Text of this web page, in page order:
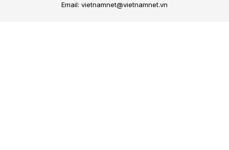
Email: vietnamnet@vietnamnet.vn